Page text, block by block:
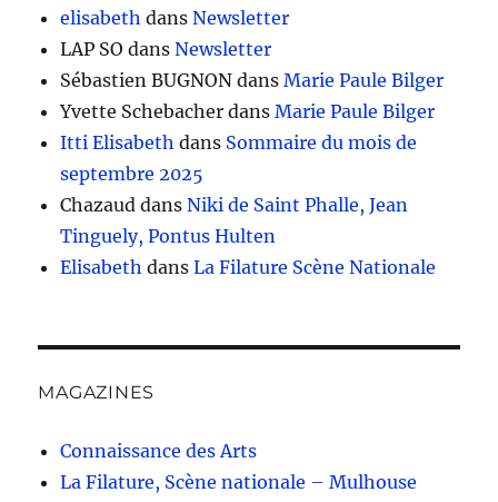
elisabeth dansNewsletter
LAP SO dansNewsletter
Sébastien BUGNON dansMarie Paule Bilger
Yvette Schebacher dansMarie Paule Bilger
Itti Elisabeth dans Sommaire du mois de
septembre 2025
Chazaud dansNiki de Saint Phalle, Jean
Tinguely, Pontus Hulten
Elisabeth dansLa Filature Scène Nationale
MAGAZINES
Connaissance des Arts
La Filature, Scène nationale – Mulhouse